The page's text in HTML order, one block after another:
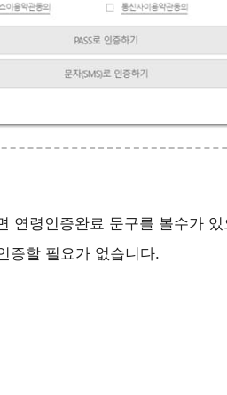
연령인증완료 문구를 볼수가
증할 필요가 없습니다.